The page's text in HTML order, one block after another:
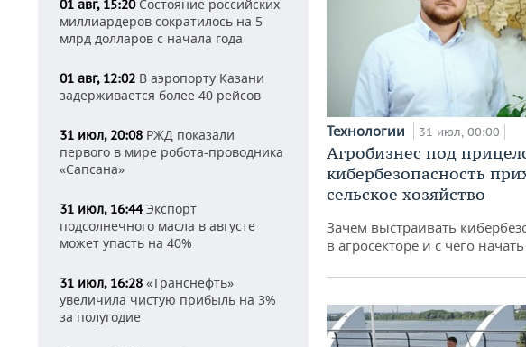
01 авг, 15:20Состояние российских
миллиардеров сократилось на 5
млрд долларов с начала года
01 авг, 12:02 В аэропорту Казани
задерживается более 40 рейсов
31 июл, 20:08 РЖД показали
первого в мире робота-проводника
«Сапсана»
31 июл, 16:44Экспорт
подсолнечного масла в августе
может упасть на 40%
31 июл, 16:28 «Транснефть»
увеличила чистую прибыль на 3%
за полугодие
Технологии 31 июл, 00:00
Агробизнес под
кибербезопасность
сельское хозяйство
Зачем выстраивать
в агросекторе и с чего начать